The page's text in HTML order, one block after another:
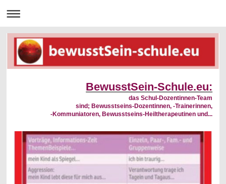
BewusstSein-Schule.eu:
das Schul-Dozentinnen-Team
sind; Bewusstseins-Dozentinnen, -Trainerinnen,
-Kommuniatoren, Bewusstseins-Heiltherapeutinen und...